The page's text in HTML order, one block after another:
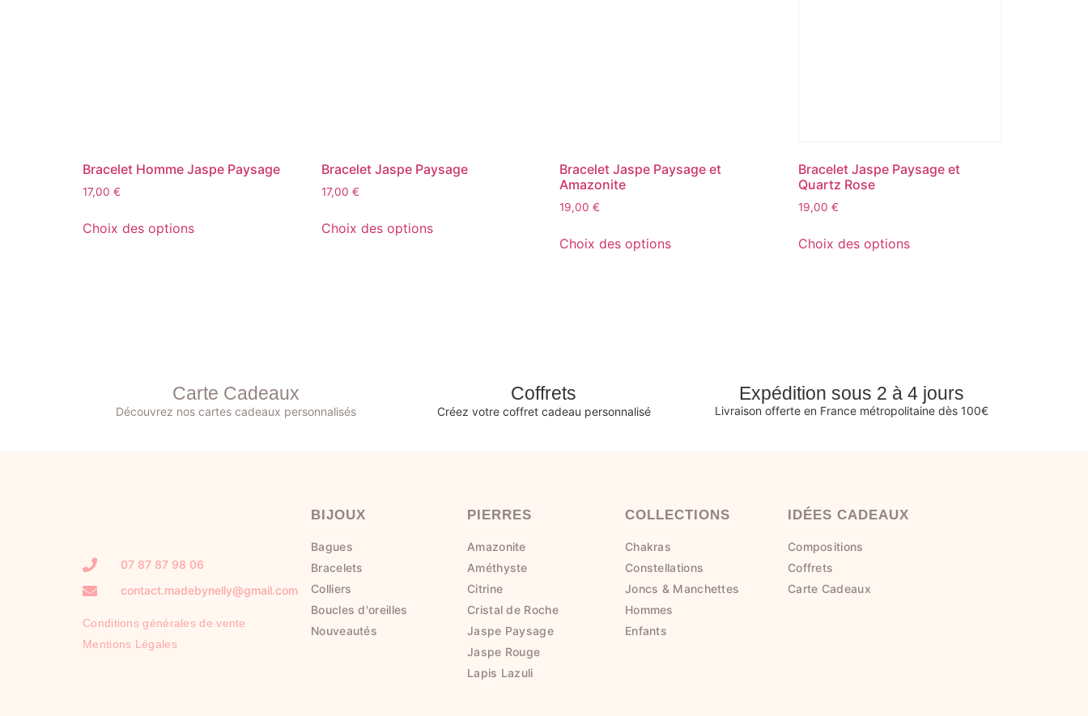
Bracelet Homme Jaspe Paysage
17,00 €
Choix des options
Bracelet Jaspe Paysage
17,00 €
Choix des options
Bracelet Jaspe Paysage et
Amazonite
19,00€
Choix des options
Bracelet Jaspe Paysage et
Quartz Rose
19,00€
Choix des options
Carte Cadeaux
Découvrez nos cartes cadeaux personnalisés
Coffrets
Créez votre coffret cadeau personnalisé
Expédition sous 2 à 4 jours
Livraison offerte en France métropolitaine dès 100€
07 87 87 98 06
contact.madebynelly@gmail.com
Conditions générales de vente
Mentions Légales
BIJOUX
Bagues
Bracelets
Colliers
Boucles d'oreilles
Nouveautés
PIERRES
Amazonite
Améthyste
Citrine
Cristal de Roche
Jaspe Paysage
Jaspe Rouge
Lapis Lazuli
COLLECTIONS
Chakras
Constellations
Joncs & Manchettes
Hommes
Enfants
IDÉES CADEAUX
Compositions
Coffrets
Carte Cadeaux